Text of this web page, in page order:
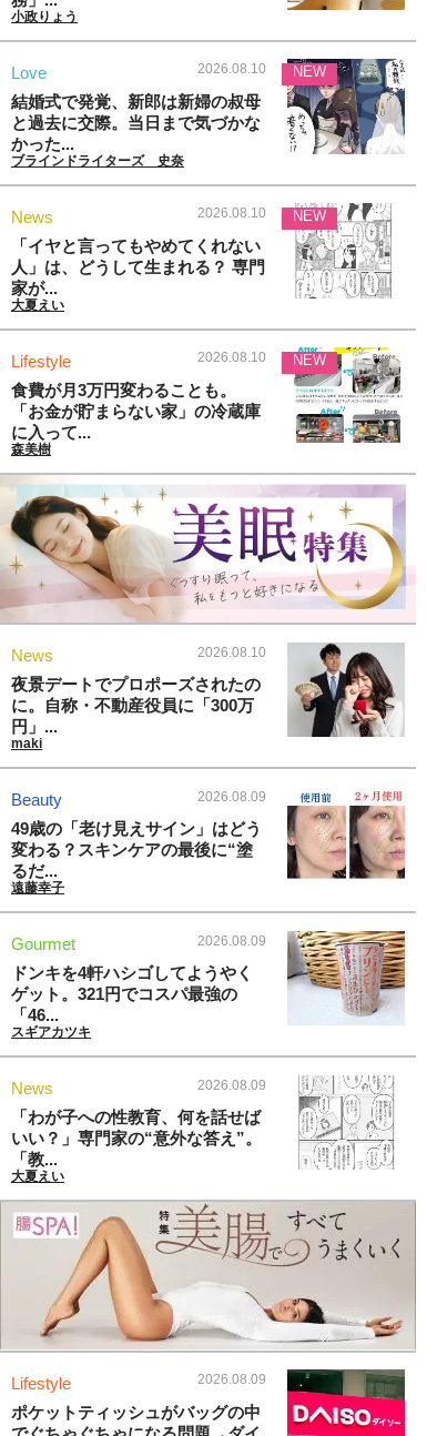
小政りょう
Love 2026.08.10
結婚式で発覚、新郎は新婦の叔母
と過去に交際。当日まで気づかな
かった...
ブラインドライターズ 史奈
NEW
News 2026.08.10
「イヤと言ってもやめてくれない
人」は、どうして生まれる？ 専門
家が...
大夏えい
NEW
Lifestyle 2026.08.10
食費が月3万円変わることも。
「お金が貯まらない家」の冷蔵庫
に入って...
森美樹
NEW
News 2026.08.10
夜景デートでプロポーズされたの
に。自称・不動産役員に「300万
円」...
maki
Beauty 2026.08.09
49歳の「老け見えサイン」はどう
変わる？スキンケアの最後に“塗
るだ...
遠藤幸子
Gourmet 2026.08.09
ドンキを4軒ハシゴしてようやく
ゲット。321円でコスパ最強の
「46...
スギアカツキ
News 2026.08.09
「わが子への性教育、何を話せば
いい？」専門家の“意外な答え”。
「教...
大夏えい
Lifestyle 2026.08.09
ポケットティッシュがバッグの中